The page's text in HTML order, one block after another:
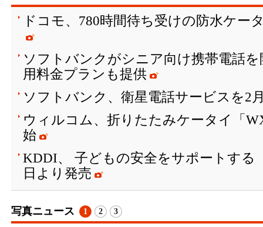
ドコモ、780時間待ち受けの防水ケー
ソフトバンクがシニア向け携帯電話を
用料金プランも提供
ソフトバンク、衛星電話サービスを2
ウィルコム、折りたたみケータイ「
始
KDDI、 子どもの安全をサポートする
日より発売
写真ニュース 1 2 3